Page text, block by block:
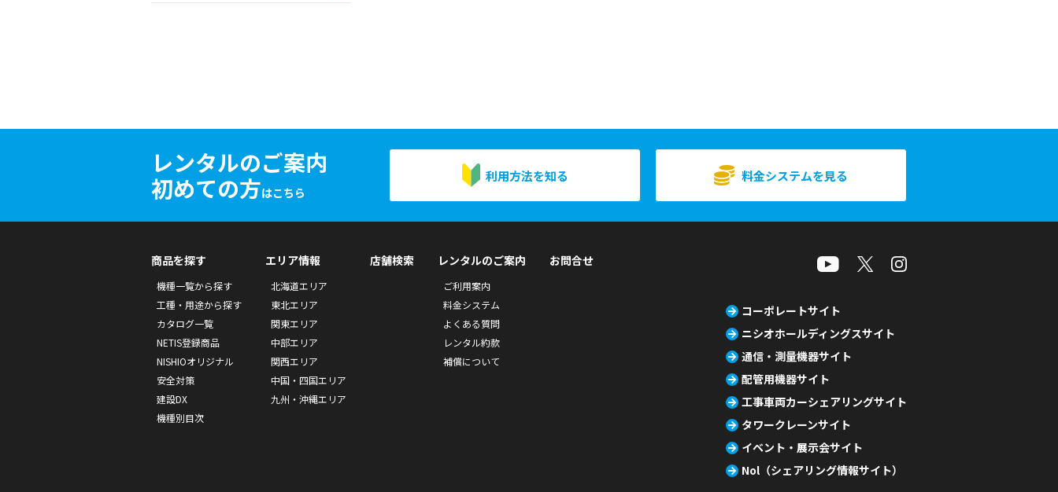
レンタルのご案内
初めての方はこちら
利用方法を知る 料金システムを見る
商品を探す
機種一覧から探す
工種・用途から探す
カタログ一覧
NETIS登録商品
NISHIOオリジナル
安全対策
建設DX
機種別目次
エリア情報
北海道エリア
東北エリア
関東エリア
中部エリア
関西エリア
中国・四国エリア
九州・沖縄エリア
店舗検索 レンタルのご案内
ご利用案内
料金システム
よくある質問
レンタル約款
補償について
お問合せ
コーポレートサイト
ニシオホールディングスサイト
通信・測量機器サイト
配管用機器サイト
工事車両カーシェアリングサイト
タワークレーンサイト
イベント・展示会サイト
Nol（シェアリング情報サイト）